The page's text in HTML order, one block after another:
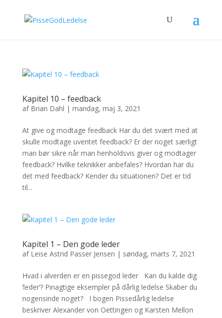
Kapitel 10 – feedback
af Brian Dahl | mandag, maj 3, 2021
At give og modtage feedback Har du det svært med at
skulle modtage uventet feedback? Er der noget særligt
man bør sikre når man henholdsvis giver og modtager
feedback? Hvilke teknikker anbefales? Hvordan har du
det med feedback? Kender du situationen? Det er tid
til...
Kapitel 1 – Den gode leder
af Leise Astrid Passer Jensen | søndag, marts 7, 2021
Hvad i alverden er en pissegod leder Kan du kalde dig
‘leder’? Pinagtige eksempler på dårlig ledelse Skaber du
nogensinde noget? I bogen Pissedårlig ledelse
beskriver Alexander von Oettingen og Karsten Mellon